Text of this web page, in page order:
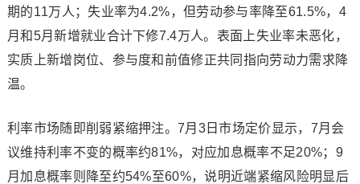
期的11万人；失业率为4.2%，但劳动参与率降至61.5%，4
月和5月新增就业合计下修7.4万人。表面上失业率未恶化，
实质上新增岗位、参与度和前值修正共同指向劳动力需求降
温。
利率市场随即削弱紧缩押注。7月3日市场定价显示，7月会
议维持利率不变的概率约81%，对应加息概率不足20%；9
月加息概率则降至约54%至60%，说明近端紧缩风险明显后